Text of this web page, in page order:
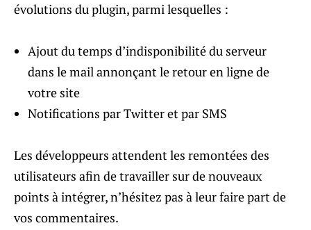
évolutions du plugin, parmi lesquelles :
Ajout du temps d’indisponibilité du serveur
dans le mail annonçant le retour en ligne de
votre site
Notifications par Twitter et par SMS
Les développeurs attendent les remontées des
utilisateurs afin de travailler sur de nouveaux
points à intégrer, n’hésitez pas à leur faire part de
vos commentaires.